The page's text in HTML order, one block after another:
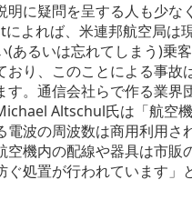
明に疑問を呈する人も少な
よれば、米連邦航空局は
(あるいは忘れてしまう)乗
おり、このことによる事故
す。通信会社らで作る業界
Altschul氏は「航空
電波の周波数は商用利用さ
空機内の配線や器具は市販
ぐ処置が行われています」